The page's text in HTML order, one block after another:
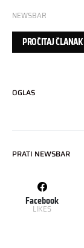
NEWSBAR
PROČITAJ ČLANAK
OGLAS
PRATI NEWSBAR
Facebook
LIKES